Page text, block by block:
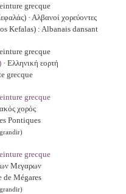
· Αλβανοί χορεύοντες
Kefalas) : Albanais dansant
· Ελληνική εορτή
grecque
χορός
Pontiques
Μεγαρων
de Mégares